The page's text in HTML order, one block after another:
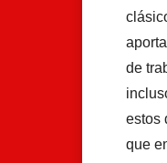
de
estos
que